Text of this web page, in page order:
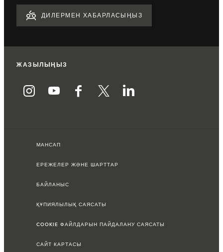
ДИЛЕРМЕН ХАБАРЛАСЫҢЫЗ
ЖАЗЫЛЫҢЫЗ
МАНСАП
ЕРЕЖЕЛЕР ЖӘНЕ ШАРТТАР
БАЙЛАНЫС
ҚҰПИЯЛЫЛЫҚ САЯСАТЫ
COOKIE ФАЙЛДАРЫН ПАЙДАЛАНУ САЯСАТЫ
САЙТ КАРТАСЫ